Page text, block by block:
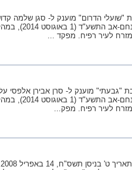
"שועלי הדרום" מוענק ל- סגן שלמה
ביום
לעיר רפיח. מפקד ...
"גבעתי" מוענק ל- סרן אבירן אלפסי
ביום
לעיר רפיח. מפק...